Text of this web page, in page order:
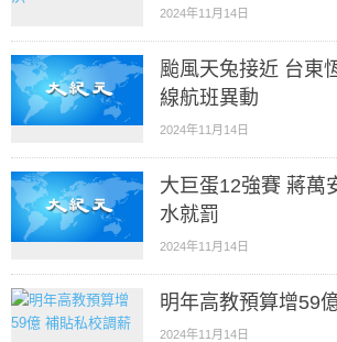
2024年11月14日
颱風天兔接近 台東
線航班異動
2024年11月14日
大巨蛋12強賽 蔣萬
水就罰
2024年11月14日
明年高教預算增59
2024年11月14日